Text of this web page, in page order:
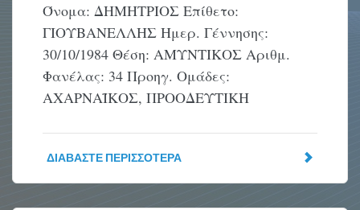
Όνομα: ΔΗΜΗΤΡΙΟΣ Επίθετο:
ΓΙΟΥΒΑΝΕΛΛΗΣ Ημερ. Γέννησης:
30/10/1984 Θέση: ΑΜΥΝΤΙΚΟΣ Αριθμ.
Φανέλας: 34 Προηγ. Ομάδες:
ΑΧΑΡΝΑΪΚΟΣ, ΠΡΟΟΔΕΥΤΙΚΗ
ΔΙΑΒΆΣΤΕ ΠΕΡΙΣΣΌΤΕΡΑ